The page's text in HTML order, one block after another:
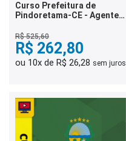
Curso Prefeitura de
Pindoretama-CE - Agente
R$ 525,60
R$ 262,80
ou 10x de R$ 26,28 sem juros